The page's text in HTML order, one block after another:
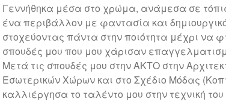
Γεννήθηκα μέσα στο χρώμα, ανάμεσα σε
ένα περιβάλλον με φαντασία και
στοχεύοντας πάντα στην ποιότητα μέχρι να
σπουδές μου που μου χάρισαν
Μετά τις σπουδές μου στην ΑΚΤΟ στην
Εσωτερικών Χώρων και στο Σχέδιο Μόδας
καλλιέργησα το ταλέντο μου στην τεχνική του